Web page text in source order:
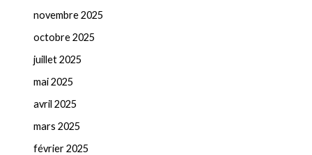
novembre 2025
octobre 2025
juillet 2025
mai 2025
avril 2025
mars 2025
février 2025